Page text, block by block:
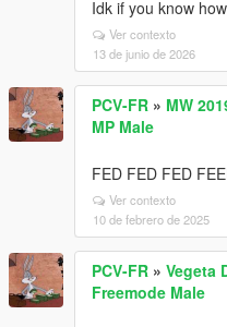
Idk if you know
Ver contexto
13 de junio de 2026
PCV-FR » MW
MP Male
FED FED FED
Ver contexto
10 de febrero de 2025
PCV-FR » Vegeta
Freemode Male